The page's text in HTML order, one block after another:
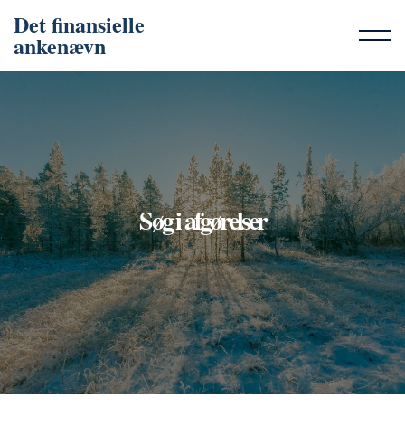
Det finansielle
ankenævn
Søg i afgørelser